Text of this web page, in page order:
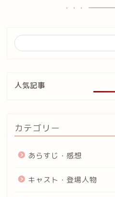
人気記事
カテゴリー
あらすじ・感想
キャスト・登場人物